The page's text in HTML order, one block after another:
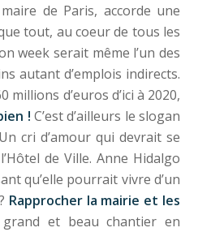
de Paris, accorde une
tout, au coeur de tous les
week serait même l’un des
autant d’emplois indirects.
d’euros d’ici à 2020,
! C’est d’ailleurs le slogan
cri d’amour qui devrait se
de Ville. Anne Hidalgo
qu’elle pourrait vivre d’un
Rapprocher la mairie et les
et beau chantier en